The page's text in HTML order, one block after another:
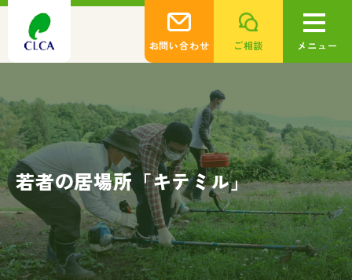
お問い合わせ ご相談 メニュー
若者の居場所「キテミル」